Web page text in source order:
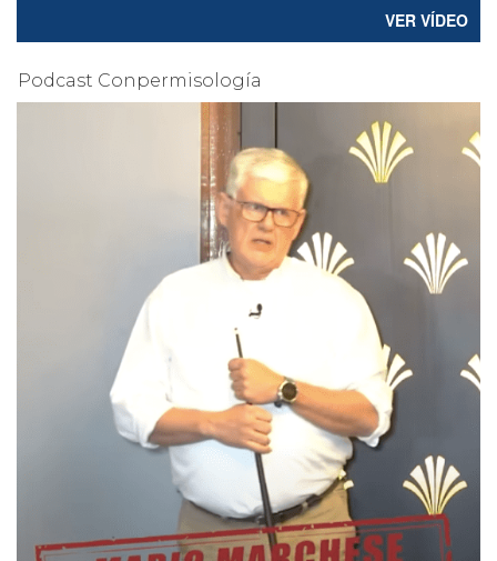
VER VÍDEO
Podcast Conpermisología